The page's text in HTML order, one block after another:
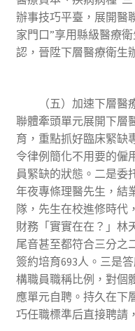
辦事技巧平臺，展開醫
家門口”享用縣級醫療
認，晉陞下層醫療衛生
（五）加速下層醫療
聯體牽頭單元展開下層
育，重點抓好臨床緊缺
令律例簡化不用要的僱
員緊缺的狀態。二是委
年夜專條理醫先生，結
隊，先生在校進修時代
財務「實實在在？」林
尾音甚至都符合三分之
簽約培育693人。三是
構職員職稱比例，對個
應單元自聘。持久在下
巧任職標準后直接聘請